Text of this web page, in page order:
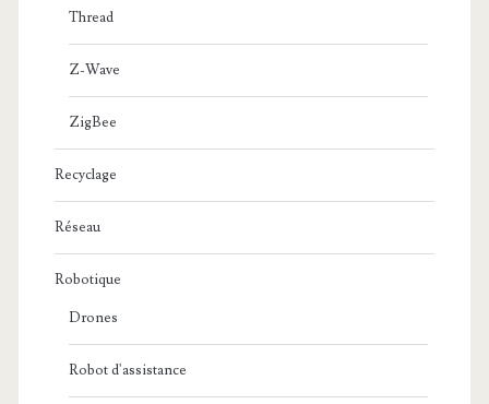
Thread
Z-Wave
ZigBee
Recyclage
Réseau
Robotique
Drones
Robot d'assistance